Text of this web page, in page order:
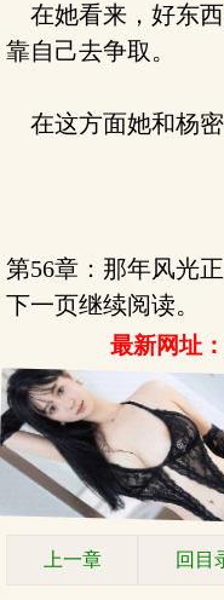
在她看来，好东
靠自己去争取。
在这方面她和杨密
第56章：那年风光
下一页继续阅读。
最新网址
上一章 回目